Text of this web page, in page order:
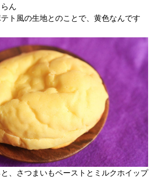
ん
ト風の生地とのことで、黄色なんです
、さつまいもペーストとミルクホイップ